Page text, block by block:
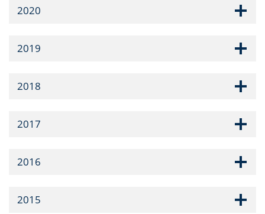
2020
2019
2018
2017
2016
2015